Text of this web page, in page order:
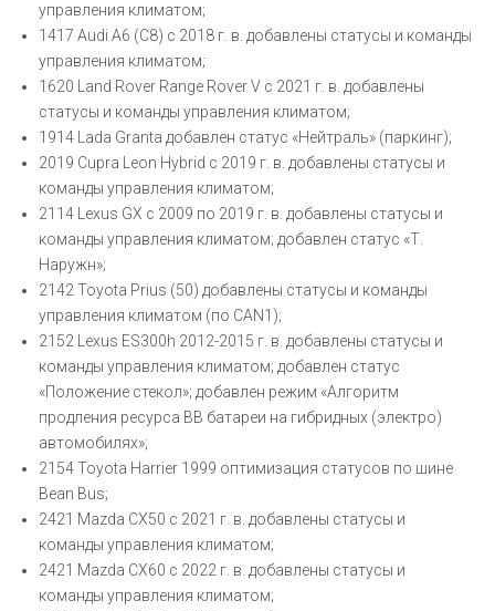
управления климатом;
1417 Audi А6 (C8) с 2018 г. в. добавлены статусы и команды
управления климатом;
1620 Land Rover Range Rover V с 2021 г. в. добавлены
статусы и команды управления климатом;
1914 Lada Granta добавлен статус «Нейтраль» (паркинг);
2019 Cupra Leon Hybrid с 2019 г. в. добавлены статусы и
команды управления климатом;
2114 Lexus GX с 2009 по 2019 г. в. добавлены статусы и
команды управления климатом; добавлен статус «Т.
Наружн»;
2142 Toyota Prius (50) добавлены статусы и команды
управления климатом (по CAN1);
2152 Lexus ES300h 2012-2015 г. в. добавлены статусы и
команды управления климатом; добавлен статус
«Положение стекол»; добавлен режим «Алгоритм
продления ресурса BB батареи на гибридных (электро)
автомобилях»;
2154 Toyota Harrier 1999 оптимизация статусов по шине
Bean Bus;
2421 Mazda СX50 с 2021 г. в. добавлены статусы и
команды управления климатом;
2421 Mazda CX60 с 2022 г. в. добавлены статусы и
команды управления климатом;